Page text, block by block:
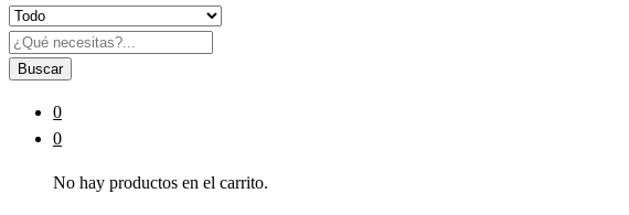
Buscar
0
0
No hay productos en el carrito.